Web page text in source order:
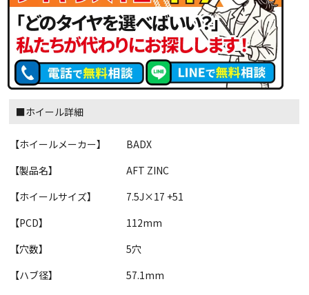
■ホイール詳細
【ホイールメーカー】
BADX
【製品名】
AFT ZINC
【ホイールサイズ】
7.5J×17 +51
【PCD】
112mm
【穴数】
5穴
【ハブ径】
57.1mm